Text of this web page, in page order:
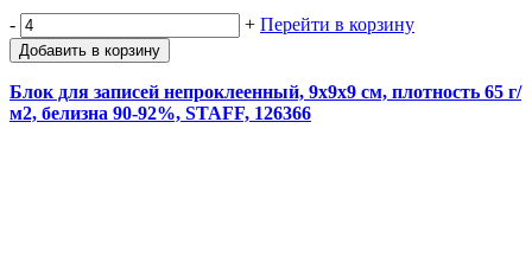
- + Перейти в корзину
Добавить в корзину
Блок для записей непроклеенный, 9х9х9 см, плотность 65 г/
м2, белизна 90-92%, STAFF, 126366